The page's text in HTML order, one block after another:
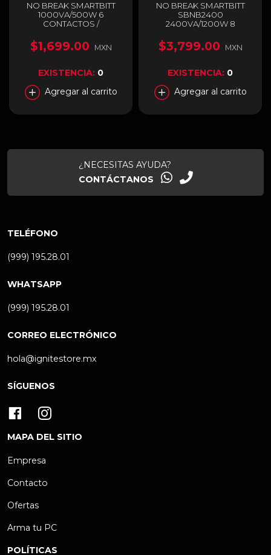
NO BREAK SMARTBITT
1000VA/500W 6
CONTACTOS /
$1,699.00 MXN
EXISTENCIA: 0
Agregar al carrito
NO BREAK SMARTBITT
SBNB2400
2400VA/1200W 8
PROTECCION RJ-11 /
SBNB2400
$3,799.00 MXN
EXISTENCIA: 0
Agregar al carrito
¿NECESITAS AYUDA?
CONTÁCTANOS
TELÉFONO
(999) 195.28.01
WHATSAPP
(999) 195.28.01
CORREO ELECTRÓNICO
hola@ignitestore.mx
SÍGUENOS
MAPA DEL SITIO
Empresa
Contacto
Ofertas
Arma tu PC
POLÍTICAS